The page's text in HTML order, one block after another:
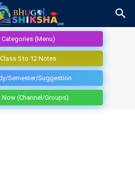
Categories (Menu)
Class 5 to 12 Notes
Semester/Suggestion
Now (Channel/Groups)